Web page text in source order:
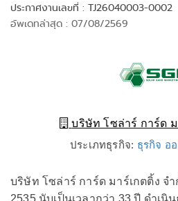
เกร็ดความรู้
สำหรับผู้ประกอบการ
ประกาศงานเลขที่ : TJ26040003-0002
อัพเดทล่าสุด : 07/08/2569
บริษัท โซล่าร์ การ์ด
ประเภทธุรกิจ: ธุรกิจ อ
บริษัท โซล่าร์ การ์ด มาร์เกตติ้ง จ
2535 นับเป็นเวลากว่า 33 ปี ดำเนิ